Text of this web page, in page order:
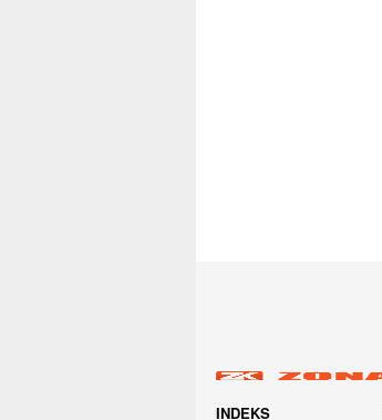
INDEKS